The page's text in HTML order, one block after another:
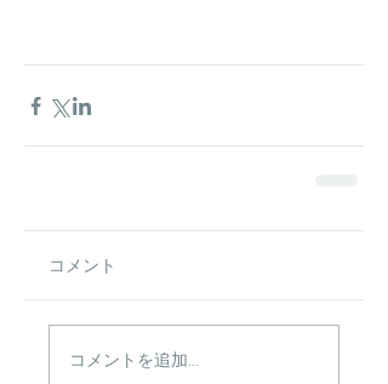
コメント
コメントを追加…